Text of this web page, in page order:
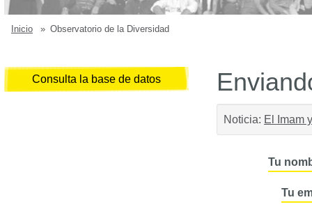
Inicio » Observatorio de la Diversidad
Consulta la base de datos
Noticia: El Imam
Tu
Tu